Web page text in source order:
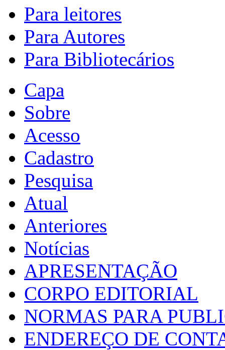
Para leitores
Para Autores
Para Bibliotecários
Capa
Sobre
Acesso
Cadastro
Pesquisa
Atual
Anteriores
Notícias
APRESENTAÇÃO
CORPO EDITORIAL
NORMAS PARA
ENDEREÇO DE